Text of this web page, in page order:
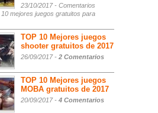
23/10/2017 - Comentarios
mejores juegos gratuitos para
TOP 10 Mejores juegos
shooter gratuitos de 2017
26/09/2017 - 2 Comentarios
TOP 10 Mejores juegos
MOBA gratuitos de 2017
20/09/2017 - 4 Comentarios